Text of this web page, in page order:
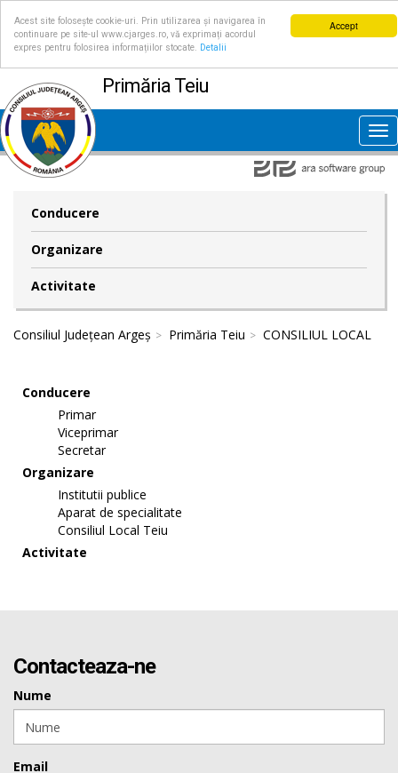
Accept
Acest site folosește cookie-uri. Prin utilizarea și navigarea în
continuare pe site-ul www.cjarges.ro, vă exprimați acordul
expres pentru folosirea informațiilor stocate.
Detalii
Primăria Teiu
Conducere
Organizare
Activitate
Consiliul Județean Argeș Primăria Teiu CONSILIUL LOCAL
Conducere
Primar
Viceprimar
Secretar
Organizare
Institutii publice
Aparat de specialitate
Consiliul Local Teiu
Activitate
Contacteaza-ne
Nume
Email